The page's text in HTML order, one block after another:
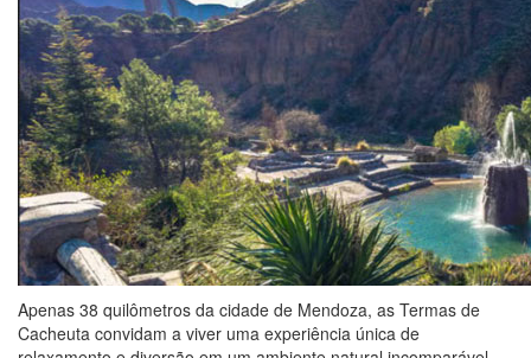
Apenas 38 quilômetros da cidade de Mendoza, as Termas de
Cacheuta convidam a viver uma experiência única de